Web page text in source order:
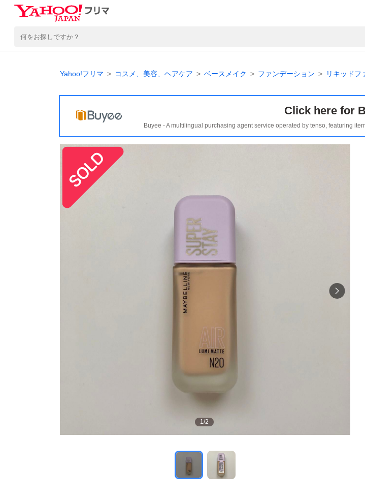
Yahoo!フリマ コスメ、美容、ヘアケア ベースメイク ファンデーション リキッドフ
Click here for
Buyee - A multilingual purchasing agent service operated by tenso, featuring
1/2